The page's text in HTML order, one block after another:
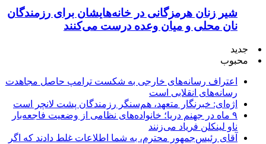
شیر زنان هرمزگانی در خانه‌هایشان برای رزمندگان
نان محلی و میان وعده درست می‌کنند
جدید
محبوب
اعتراف رسانه‌های خارجی به شکست ترامپ حاصل مجاهدت
رسانه‌های انقلابی است
اژه‌ای: خبرنگار متعهد، هم‌سنگر رزمندگان پشت لانچر است
۹ ماه در جهنم دریا؛ خانواده‌های نظامی از وضعیت فاجعه‌بار
ناو لینکلن فریاد می‌زنند
آقای رئیس‌جمهور محترم، به شما اطلاعات غلط دادند که اگر